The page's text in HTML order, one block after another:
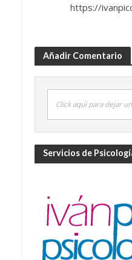
https://
Añadir Comentario
Click aquí para dejar
Servicios de